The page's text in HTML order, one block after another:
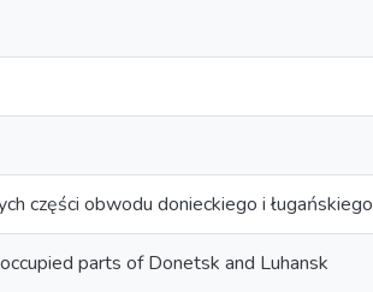
części obwodu donieckiego i ługańskiego
parts of Donetsk and Luhansk